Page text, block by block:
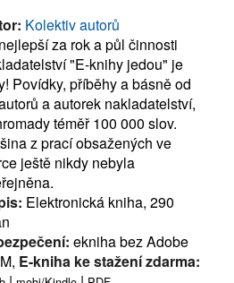
Kolektiv autorů
za rok a půl činnosti
"E-knihy jedou" je
Povídky, příběhy a básně od
a autorek nakladatelství,
téměř 100 000 slov.
z prací obsažených ve
ještě nikdy nebyla
Elektronická kniha, 290
ekniha bez Adobe
E-kniha ke stažení zdarma: